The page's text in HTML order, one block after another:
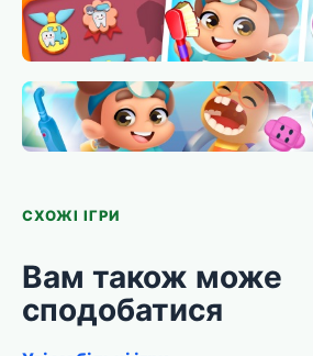
СХОЖІ ІГРИ
Вам також може
сподобатися